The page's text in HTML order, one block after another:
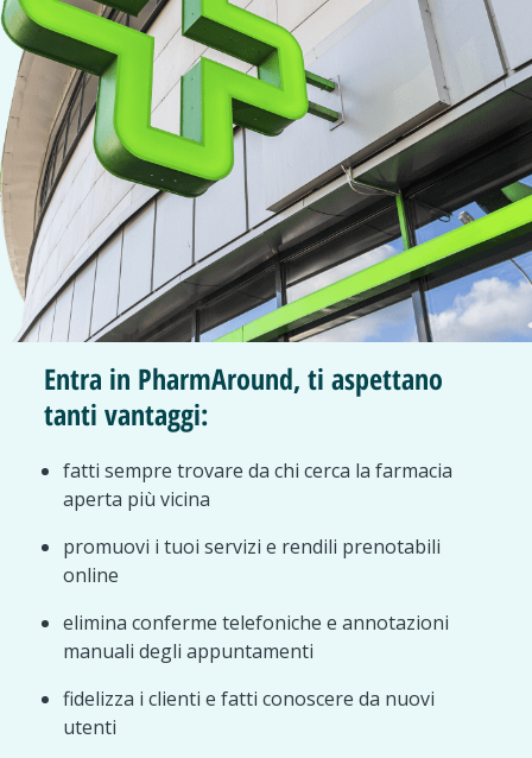
Entra in PharmAround, ti aspettano
tanti vantaggi:
fatti sempre trovare da chi cerca la farmacia
aperta più vicina
promuovi i tuoi servizi e rendili prenotabili
online
elimina conferme telefoniche e annotazioni
manuali degli appuntamenti
fidelizza i clienti e fatti conoscere da nuovi
utenti